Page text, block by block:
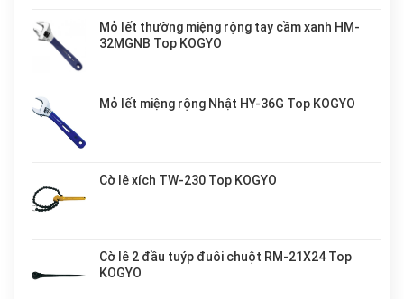
Mỏ lết thường miệng rộng tay cầm xanh HM-
32MGNB Top KOGYO
Mỏ lết miệng rộng Nhật HY-36G Top KOGYO
Cờ lê xích TW-230 Top KOGYO
Cờ lê 2 đầu tuýp đuôi chuột RM-21X24 Top
KOGYO